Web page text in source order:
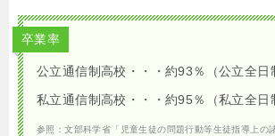
卒業率
公立通信制高校・・・約93％（公立全日
私立通信制高校・・・約95％（私立全日
参照：文部科学省「児童生徒の問題行動等生徒指導上の